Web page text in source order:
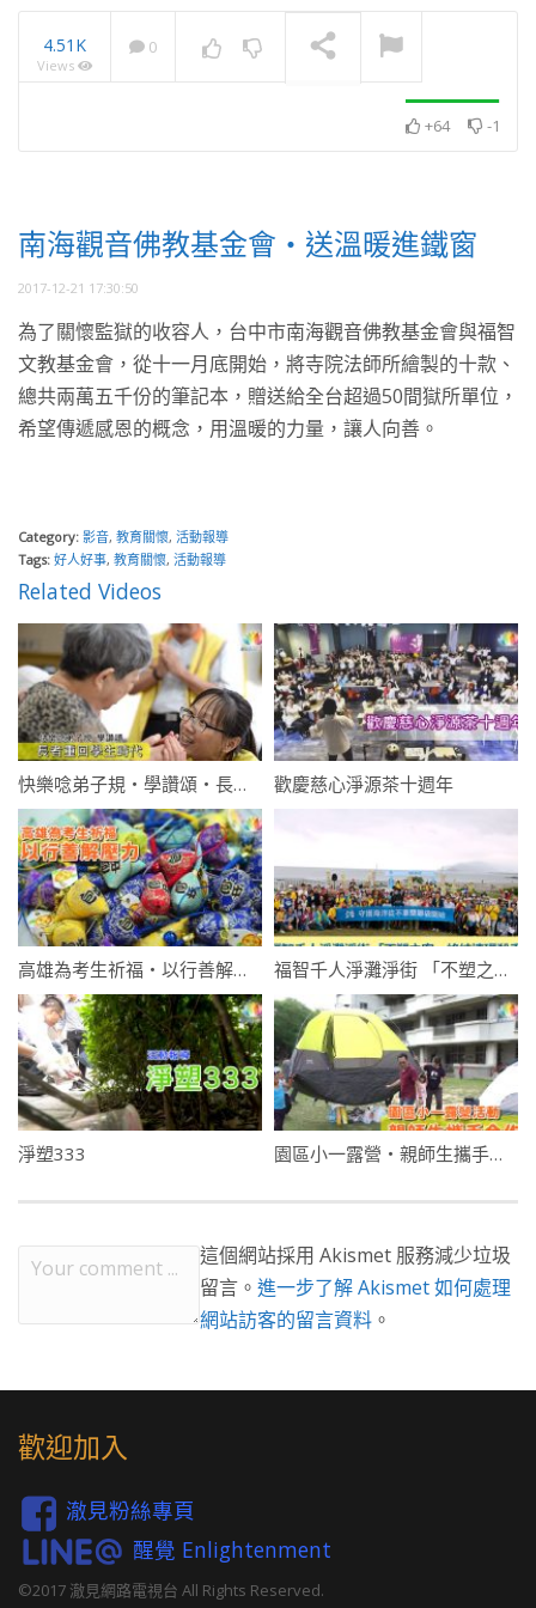
2025・11月・澈見全球訊
4.51K
Views
0
+64 -1
南海觀音佛教基金會・送溫暖進鐵窗
2017-12-21 17:30:50
為了關懷監獄的收容人，台中市南海觀音佛教基金會與福智
文教基金會，從十一月底開始，將寺院法師所繪製的十款、
總共兩萬五千份的筆記本，贈送給全台超過50間獄所單位，
希望傳遞感恩的概念，用溫暖的力量，讓人向善。
Category: 影音, 教育關懷, 活動報導
Tags: 好人好事, 教育關懷, 活動報導
Related Videos
快樂唸弟子規・學讚頌・長者重回學生時代 歡慶慈心淨源茶十週年
高雄為考生祈福・以行善解壓力 福智千人淨灘淨街 「不塑之客」終結連環殺手
淨塑333 園區小一露營・親師生攜手合作
這個網站採用 Akismet 服務減少垃圾
留言。 進一步了解 Akismet 如何處理
網站訪客的留言資料 。
歡迎加入
澈見粉絲專頁
醒覺 Enlightenment
©2017 澈見網路電視台 All Rights Reserved.